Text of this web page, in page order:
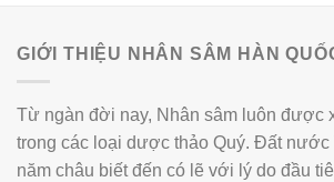
GIỚI THIỆU NHÂN SÂM HÀN
Từ ngàn đời nay, Nhân sâm luôn được
trong các loại dược thảo Quý. Đất
năm châu biết đến có lẽ với lý do đầu